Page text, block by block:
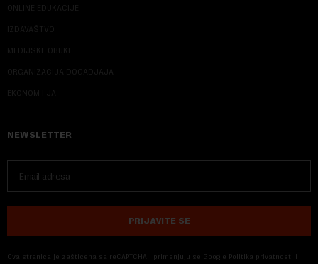
ONLINE EDUKACIJE
IZDAVAŠTVO
MEDIJSKE OBUKE
ORGANIZACIJA DOGADJAJA
EKONOM I JA
NEWSLETTER
PRIJAVITE SE
Ova stranica je zaštićena sa reCAPTCHA i primenjuju se Google Politika privatnosti i